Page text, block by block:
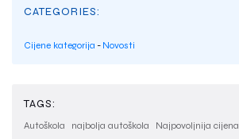
CATEGORIES:
Cijene kategorija - Novosti
TAGS:
Autoškola najbolja autoškola Najpovoljnija cijena